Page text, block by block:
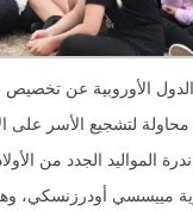
الأوروبية عن تخصيص
لتشجيع الأسر على
المواليد الجدد من
مييسسي أودرزنسكي،